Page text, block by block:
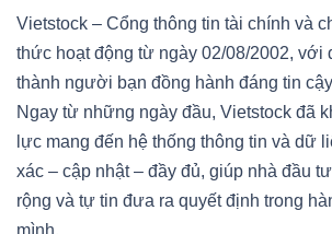
Vietstock – Cổng thông tin tài chính và
thức hoạt động từ ngày 02/08/2002, với
thành người bạn đồng hành đáng tin
Ngay từ những ngày đầu, Vietstock đã
lực mang đến hệ thống thông tin và dữ
xác – cập nhật – đầy đủ, giúp nhà đầu
rộng và tự tin đưa ra quyết định trong